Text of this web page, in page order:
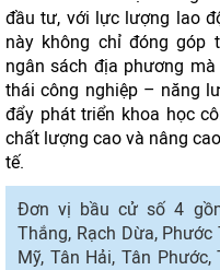
đầu tư, với lực lượng lao
này không chỉ đóng góp
ngân sách địa phương
thái công nghiệp – năng
đẩy phát triển khoa học
chất lượng cao và nâng
tế.
Đơn vị bầu cử số 4
Thắng, Rạch Dừa, Phước
Mỹ, Tân Hải, Tân